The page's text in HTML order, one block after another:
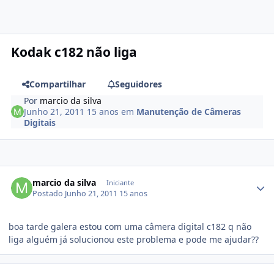
Kodak c182 não liga
Compartilhar
Seguidores
Por marcio da silva
Junho 21, 2011 15 anos em Manutenção de Câmeras
Digitais
marcio da silva Iniciante
Postado Junho 21, 2011 15 anos
boa tarde galera estou com uma câmera digital c182 q não
liga alguém já solucionou este problema e pode me ajudar??